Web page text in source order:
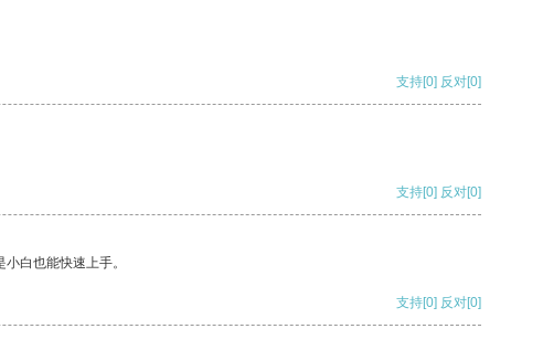
支持[0] 反对[0]
支持[0] 反对[0]
白也能快速上手。
支持[0] 反对[0]